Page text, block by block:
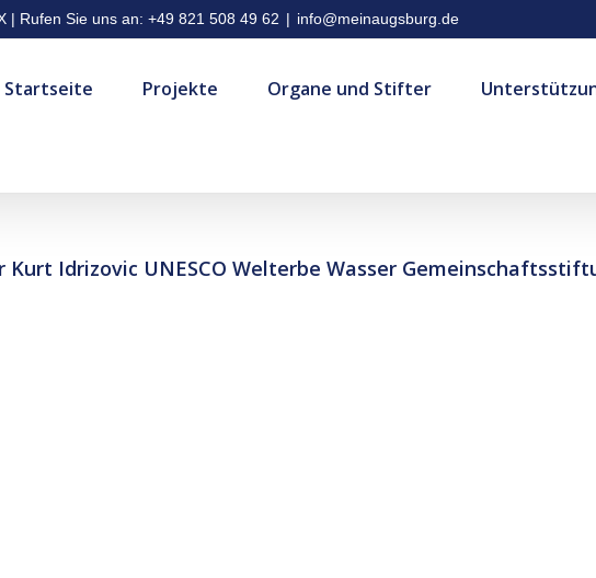
| Rufen Sie uns an: +49 821 508 49 62 | info@meinaugsburg.de
Startseite Projekte Organe und Stifter
Idrizovic UNESCO Welterbe Wasser